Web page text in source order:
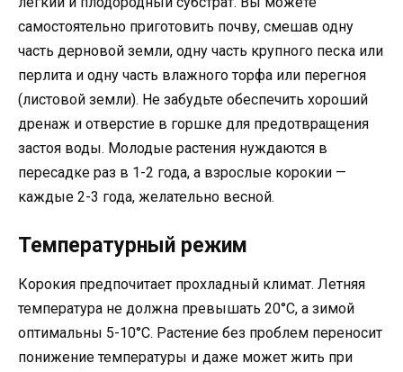
самостоятельно приготовить почву, смешав одну
часть дерновой земли, одну часть крупного песка или
перлита и одну часть влажного торфа или перегноя
(листовой земли). Не забудьте обеспечить хороший
дренаж и отверстие в горшке для предотвращения
застоя воды. Молодые растения нуждаются в
пересадке раз в 1-2 года, а взрослые корокии —
каждые 2-3 года, желательно весной.
Температурный режим
Корокия предпочитает прохладный климат. Летняя
температура не должна превышать 20°C, а зимой
оптимальны 5-10°C. Растение без проблем переносит
понижение температуры и даже может жить при